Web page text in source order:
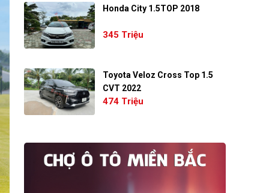
Honda City 1.5TOP 2018
345 Triệu
Toyota Veloz Cross Top 1.5
CVT 2022
474 Triệu